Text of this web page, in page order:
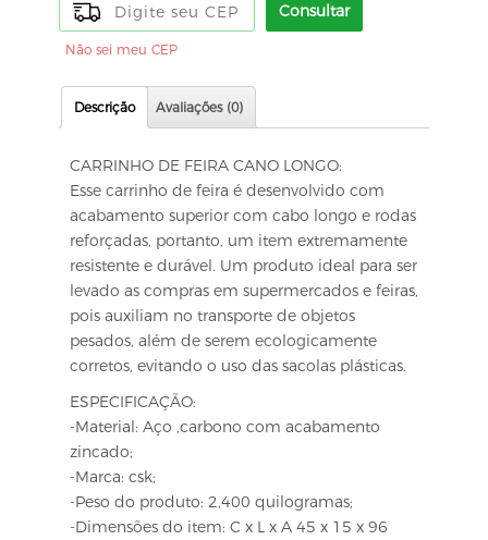
Consultar
Não sei meu CEP
Descrição Avaliações (0)
CARRINHO DE FEIRA CANO LONGO:
Esse carrinho de feira é desenvolvido com
acabamento superior com cabo longo e rodas
reforçadas, portanto, um item extremamente
resistente e durável. Um produto ideal para ser
levado as compras em supermercados e feiras,
pois auxiliam no transporte de objetos
pesados, além de serem ecologicamente
corretos, evitando o uso das sacolas plásticas.
ESPECIFICAÇÃO:
-Material: Aço ,carbono com acabamento
zincado;
-Marca: csk;
-Peso do produto: 2,400 quilogramas;
-Dimensões do item: C x L x A 45 x 15 x 96